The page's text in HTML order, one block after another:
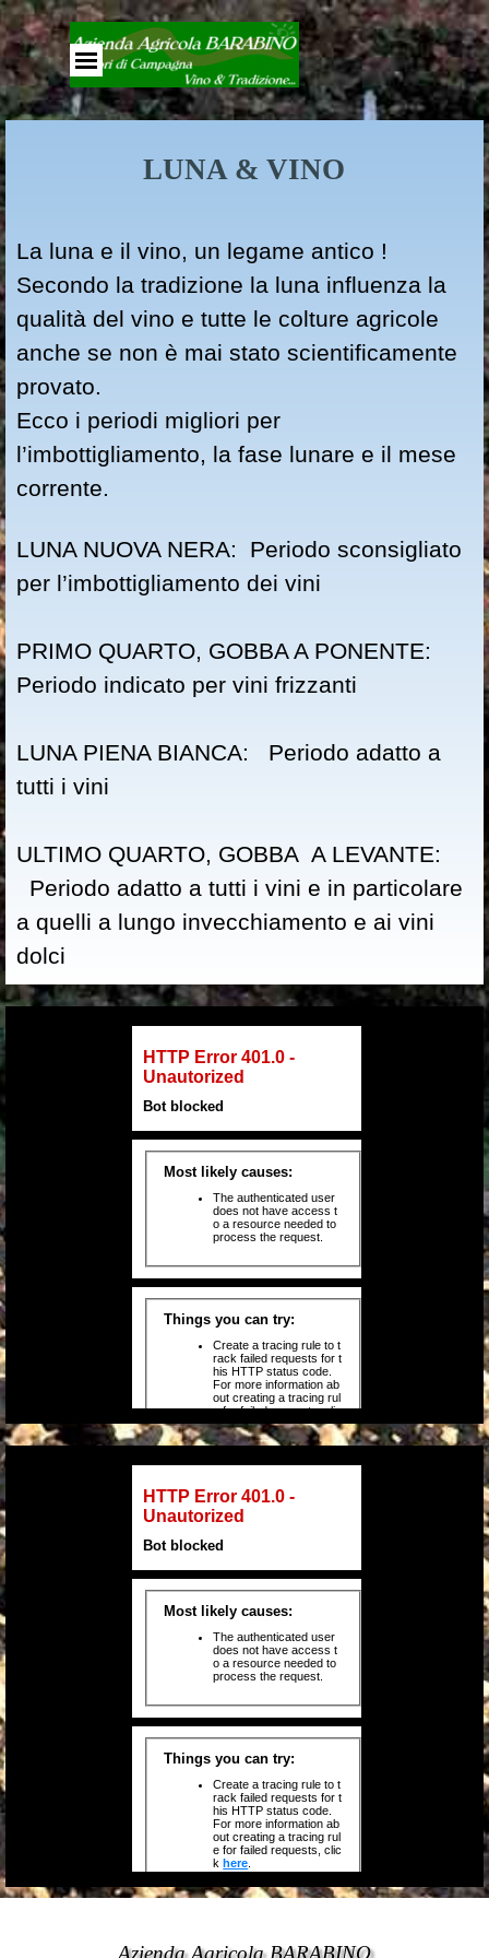
Vai ai contenuti
Salta menù
LUNA & VINO
La luna e il vino, un legame antico !
Secondo la tradizione la luna influenza la
qualità del vino e tutte le colture agricole
anche se non è mai stato scientificamente
provato.
Ecco i periodi migliori per
l’imbottigliamento, la fase lunare e il mese
corrente.
LUNA NUOVA NERA: Periodo sconsigliato
per l’imbottigliamento dei vini
PRIMO QUARTO, GOBBA A PONENTE:
Periodo indicato per vini frizzanti
LUNA PIENA BIANCA: Periodo adatto a
tutti i vini
ULTIMO QUARTO, GOBBA A LEVANTE:
Periodo adatto a tutti i vini e in particolare
a quelli a lungo invecchiamento e ai vini
dolci
Azienda Agricola BARABINO